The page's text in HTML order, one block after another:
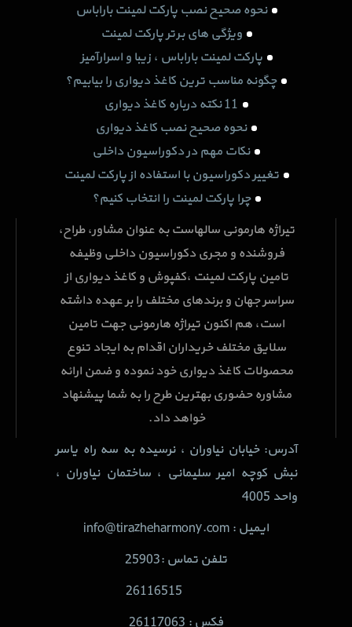
نحوه صحیح نصب پارکت لمینت باراباس
ویژگی های برتر پارکت لمینت
پارکت لمینت باراباس ، زیبا و اسرارآمیز
چگونه مناسب ترین کاغذ دیواری را بیابیم؟
11 نکته درباره کاغذ دیواری
نحوه صحیح نصب کاغذ دیواری
نکات مهم در دکوراسیون داخلی
تغییر دکوراسیون با استفاده از پارکت لمینت
چرا پارکت لمینت را انتخاب کنیم؟
تیراژه هارمونی سالهاست به عنوان مشاور، طراح،
فروشنده و مجری دکوراسیون داخلی وظیفه
تامین پارکت لمینت ،کفپوش و کاغذ دیواری از
سراسر جهان و برندهای مختلف را بر عهده داشته
است، هم اکنون تیراژه هارمونی جهت تامین
سلایق مختلف خریداران اقدام به ایجاد تنوع
محصولات کاغذ دیواری خود نموده و ضمن ارائه
مشاوره حضوری بهترین طرح را به شما پیشنهاد
خواهد داد.
آدرس: خیابان نیاوران ، نرسیده به سه راه یاسر
نبش کوچه امیر سلیمانی ، ساختمان نیاوران ،
واحد 4005
ایمیل : info@tirazheharmony.com
تلفن تماس :25903
فکس : 26117063